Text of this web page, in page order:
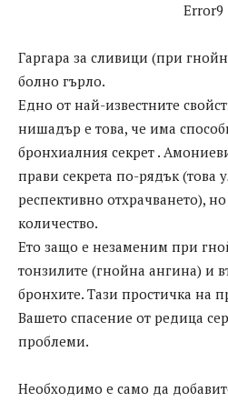
Error9
Гаргара за сливици (при
болно гърло.
Едно от най-известните
нишадър е това, че има
бронхиалния секрет .
прави секрета по-рядък (това
респективно отхрачването),
количество.
Ето защо е незаменим при
тонзилите (гнойна ангина) и
бронхите. Тази простичка на
Вашето спасение от редица
проблеми.
Необходимо е само да